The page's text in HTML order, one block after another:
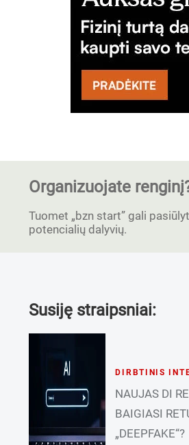
Organizuojate
Tuomet „bzn start” gali
potencialių dalyvių.
Susiję straipsniai:
DIRBTINIS
NAUJAS DI
BAIGIASI
„DEEPFAKE“?